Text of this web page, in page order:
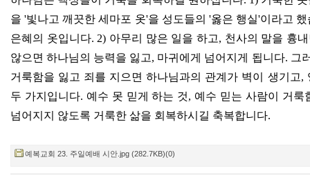
을'빛나고 깨끗한 세마포 옷'을 성도들의 '옳은 행실'이라고
은혜의 옷입니다. 2) 아무리 많은 일을 하고, 천사의 말을 흉
않으면 하나님의 능력을 잃고, 마귀에게 넘어지게 됩니다. 그
거룩함을 잃고 죄를 지으면 하나님과의 관계가 벽이 생기고,
두 가지입니다. 예수 못 믿게 하는 것, 예수 믿는 사람이 거룩
넘어지지 않도록 거룩한 삶을 회복하시길 축복합니다.
예복교회 23. 주일예배 시안.jpg (282.7KB)(0)